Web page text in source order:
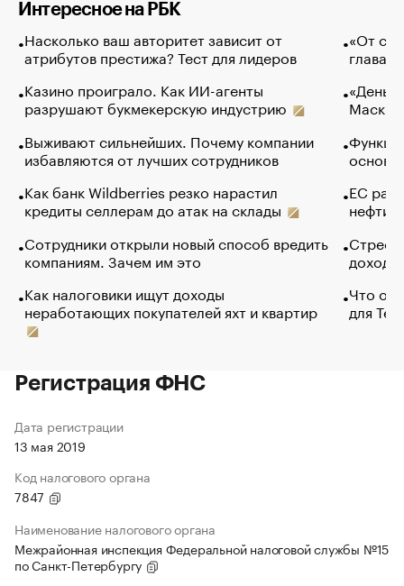
Интересное на РБК
Насколько ваш авторитет зависит от
атрибутов престижа? Тест для лидеров
Казино проиграло. Как ИИ-агенты
разрушают букмекерскую индустрию
Выживают сильнейших. Почему компании
избавляются от лучших сотрудников
Как банк Wildberries резко нарастил
кредиты селлерам до атак на склады
Сотрудники открыли новый способ вредить
компаниям. Зачем им это
Как налоговики ищут доходы
неработающих покупателей яхт и квартир
«От
глава
Маск в
основ
ЕС
нефти
Что
для
Регистрация ФНС
Дата регистрации
13 мая 2019
Код налогового органа
7847
Наименование налогового органа
Межрайонная инспекция Федеральной налоговой службы №15
по Санкт-Петербургу